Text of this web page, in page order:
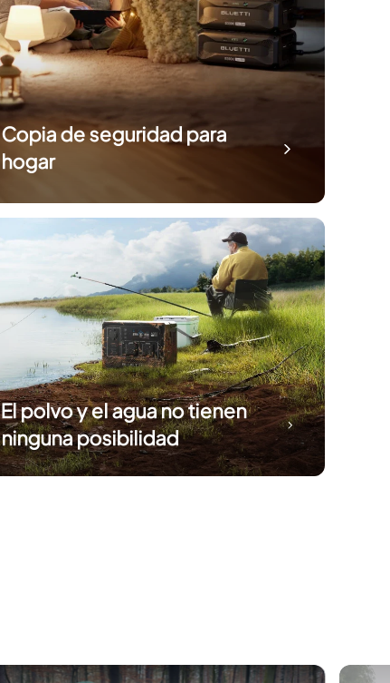
Copia de seguridad para
hogar
El polvo y el agua no tienen
ninguna posibilidad